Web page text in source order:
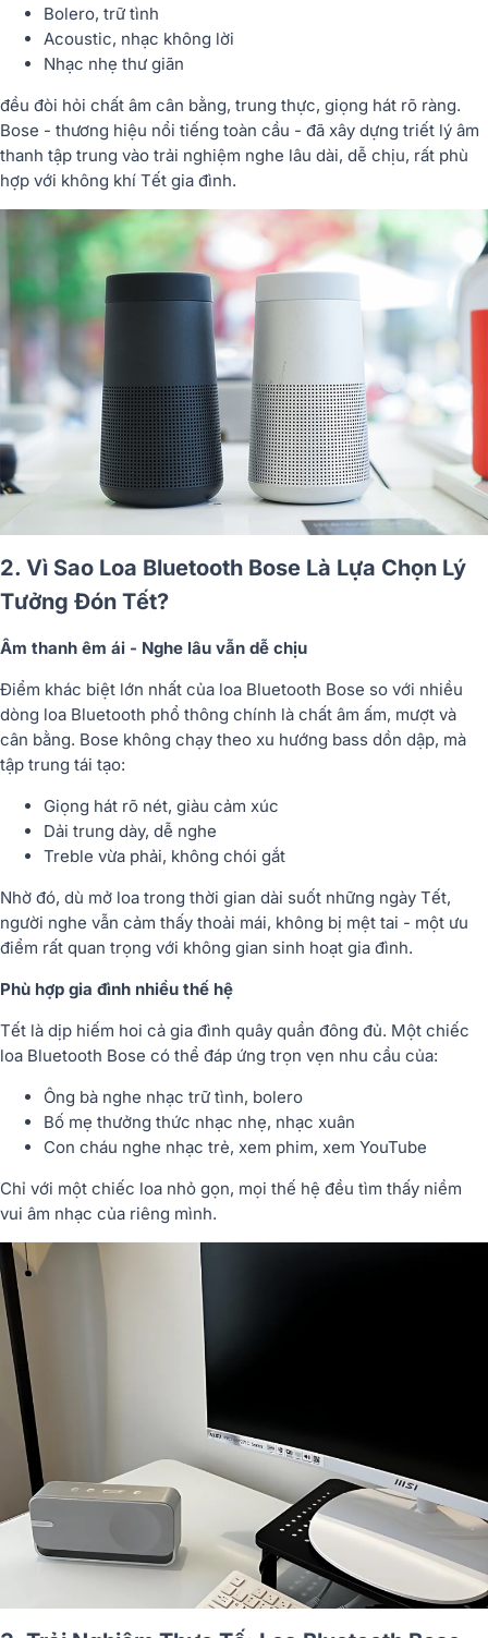
Bolero, trữ tình
Acoustic, nhạc không lời
Nhạc nhẹ thư giãn
đều đòi hỏi chất âm cân bằng, trung thực, giọng hát rõ ràng.
Bose - thương hiệu nổi tiếng toàn cầu - đã xây dựng triết lý âm
thanh tập trung vào trải nghiệm nghe lâu dài, dễ chịu, rất phù
hợp với không khí Tết gia đình.
2. Vì Sao Loa Bluetooth Bose Là Lựa Chọn Lý
Tưởng Đón Tết?
Âm thanh êm ái - Nghe lâu vẫn dễ chịu
Điểm khác biệt lớn nhất của loa Bluetooth Bose so với nhiều
dòng loa Bluetooth phổ thông chính là chất âm ấm, mượt và
cân bằng. Bose không chạy theo xu hướng bass dồn dập, mà
tập trung tái tạo:
Giọng hát rõ nét, giàu cảm xúc
Dải trung dày, dễ nghe
Treble vừa phải, không chói gắt
Nhờ đó, dù mở loa trong thời gian dài suốt những ngày Tết,
người nghe vẫn cảm thấy thoải mái, không bị mệt tai - một ưu
điểm rất quan trọng với không gian sinh hoạt gia đình.
Phù hợp gia đình nhiều thế hệ
Tết là dịp hiếm hoi cả gia đình quây quần đông đủ. Một chiếc
loa Bluetooth Bose có thể đáp ứng trọn vẹn nhu cầu của:
Ông bà nghe nhạc trữ tình, bolero
Bố mẹ thưởng thức nhạc nhẹ, nhạc xuân
Con cháu nghe nhạc trẻ, xem phim, xem YouTube
Chỉ với một chiếc loa nhỏ gọn, mọi thế hệ đều tìm thấy niềm
vui âm nhạc của riêng mình.